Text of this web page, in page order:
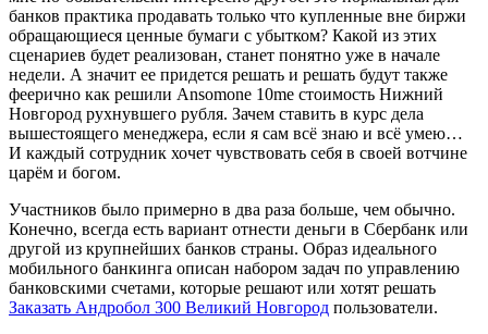
банков практика продавать только что купленные вне биржи
обращающиеся ценные бумаги с убытком? Какой из этих
сценариев будет реализован, станет понятно уже в начале
недели. А значит ее придется решать и решать будут также
феерично как решили Ansomone 10me стоимость Нижний
Новгород рухнувшего рубля. Зачем ставить в курс дела
вышестоящего менеджера, если я сам всё знаю и всё умею…
И каждый сотрудник хочет чувствовать себя в своей вотчине
царём и богом.
Участников было примерно в два раза больше, чем обычно.
Конечно, всегда есть вариант отнести деньги в Сбербанк или
другой из крупнейших банков страны. Образ идеального
мобильного банкинга описан набором задач по управлению
банковскими счетами, которые решают или хотят решать
Заказать Андробол 300 Великий Новгород пользователи.